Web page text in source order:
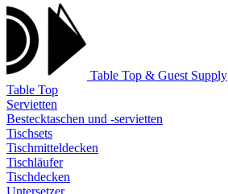
Table Top & Guest Supply
Table Top
Servietten
Bestecktaschen und -servietten
Tischsets
Tischmitteldecken
Tischläufer
Tischdecken